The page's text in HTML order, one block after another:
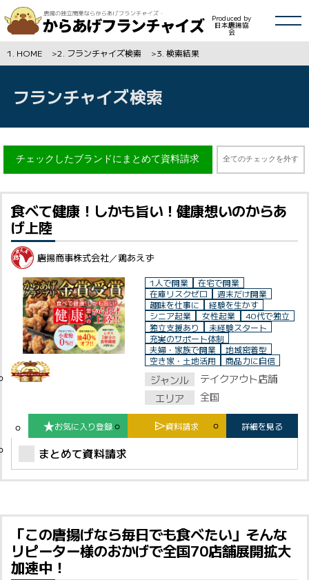
Produced by
日本唐揚協
会
HOME
人気ランキング
フランチャイズマガジン
会員登録
よくある質問
運営会社
お問合わせ
掲載オーナーマイページ
個人情報保護方針
HOME フランチャイズ検索 検索結果
フランチャイズ検索
全てのチェックを外す
食べて健康！しかも旨い！健康想いのからあ
げ上陸
唐揚商事株式会社／鶏あえず
1人で開業
在宅で開業
在庫リスクゼロ
週末だけ開業
趣味を仕事に
経験を生かす
シニア起業
女性起業
40代で独立
独立支援あり
未経験スタート
充実のサポート体制
夫婦・家族で開業
地域密着型
空き家・土地活用
商品力に自信
ジャンル
テイクアウト店舗
エリア
全国
お気に入り登録 資料請求 詳細を見る
まとめて資料請求
「この唐揚げなら毎日でも食べたい」そんな
リピーター様のおかげで全国70店舗展開拡大
加速中！
Close
絞り込み
エリア
ジャンル
こだわり
開業資金
Close